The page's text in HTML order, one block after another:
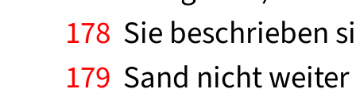
178 Sie beschrieben
179 Sand nicht